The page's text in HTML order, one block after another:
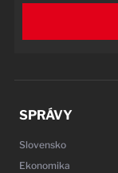
SPRÁVY
Slovensko
Ekonomika